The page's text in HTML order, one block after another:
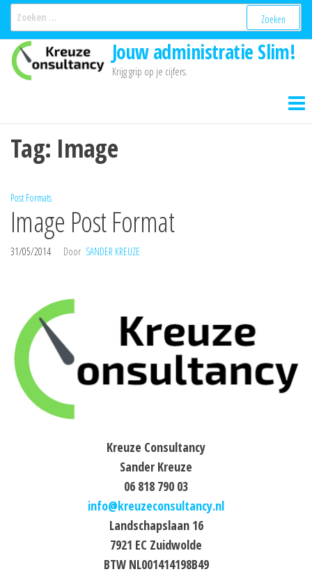
Ga
naar
inhoud
Jouw administratie Slim!
Krijg grip op je cijfers.
Tag: Image
Post Formats
Image Post Format
31/05/2014 Door SANDER KREUZE
Kreuze Consultancy
Sander Kreuze
06 818 790 03
info@kreuzeconsultancy.nl
Landschapslaan 16
7921 EC Zuidwolde
BTW NL001414198B49